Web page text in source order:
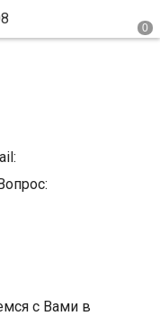
с Вами в